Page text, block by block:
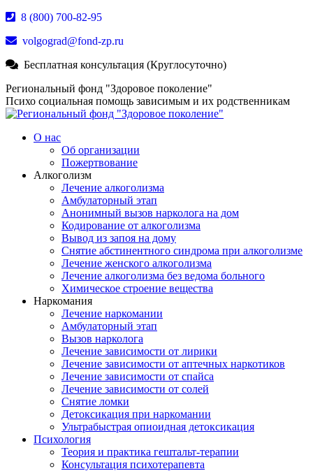
Перейти
содержанию
8 (800) 700-82-95
volgograd@fond-zp.ru
Бесплатная консультация (Круглосуточно)
Страница
Whatsapp
открывается
новом
Страница
Телеграм
открывается
новом
Страница
YouTube
открывается
новом
Региональный фонд "Здоровое поколение"
Психо социальная помощь зависимым и их родственникам
О нас
Об организации
Пожертвование
Алкоголизм
Лечение алкоголизма
Амбулаторный этап
Анонимный вызов нарколога на дом
Кодирование от алкоголизма
Вывод из запоя на дому
Снятие абстинентного синдрома при алкоголизме
Лечение женского алкоголизма
Лечение алкоголизма без ведома больного
Химическое строение вещества
Наркомания
Лечение наркомании
Амбулаторный этап
Вызов нарколога
Лечение зависимости от лирики
Лечение зависимости от аптечных наркотиков
Лечение зависимости от спайса
Лечение зависимости от солей
Снятие ломки
Детоксикация при наркомании
Ультрабыстрая опиоидная детоксикация
Психология
Теория и практика гештальт-терапии
Консультация психотерапевта